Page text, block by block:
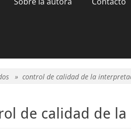
» control de calidad de la
de calidad de